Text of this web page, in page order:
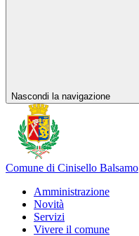
Nascondi la navigazione
Comune di Cinisello Balsamo
Amministrazione
Novità
Servizi
Vivere il comune